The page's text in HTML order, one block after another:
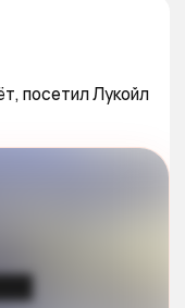
посетил Лукойл